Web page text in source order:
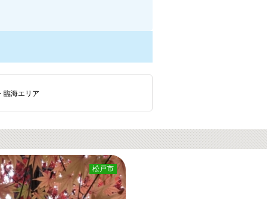
臨海エリア
松戸市